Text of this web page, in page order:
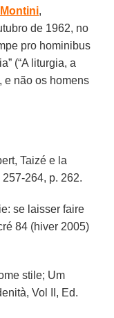
,
de 1962, no
pro hominibus
(“A liturgia, a
e não os homens
Taizé e la
264, p. 262.
se laisser faire
84 (hiver 2005)
stile; Um
Vol II, Ed.